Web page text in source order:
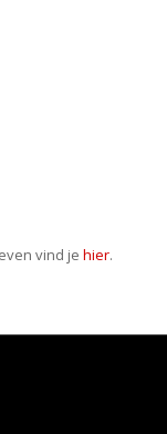
vind je hier.